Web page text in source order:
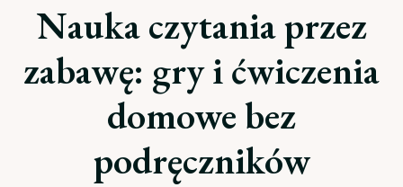
Nauka czytania przez
zabawę: gry i ćwiczenia
domowe bez
podręczników